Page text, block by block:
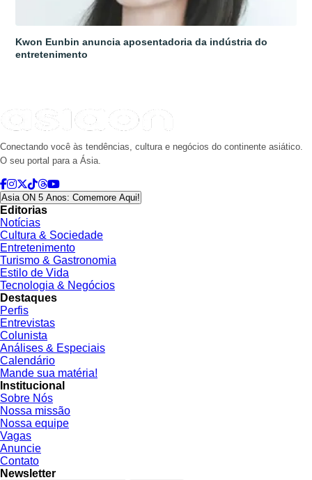
Kwon Eunbin anuncia aposentadoria da indústria do
entretenimento
Conectando você às tendências, cultura e negócios do continente asiático.
O seu portal para a Ásia.
Asia ON 5 Anos: Comemore Aqui!
Editorias
Notícias
Cultura & Sociedade
Entretenimento
Turismo & Gastronomia
Estilo de Vida
Tecnologia & Negócios
Destaques
Perfis
Entrevistas
Colunista
Análises & Especiais
Calendário
Mande sua matéria!
Institucional
Sobre Nós
Nossa missão
Nossa equipe
Vagas
Anuncie
Contato
Newsletter